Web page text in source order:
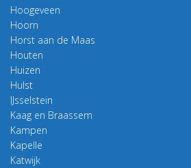
Hoogeveen
Hoorn
Horst aan de Maas
Houten
Huizen
Hulst
IJsselstein
Kaag en Braassem
Kampen
Kapelle
Katwijk